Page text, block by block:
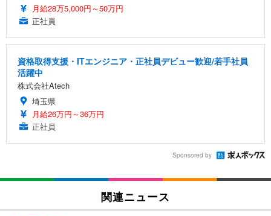
月給28万5,000円～50万円
正社員
資格取得支援・ITエンジニア・正社員デビュー歓迎/若手社員
活躍中
株式会社Atech
埼玉県
月給26万円～36万円
正社員
Sponsored by
関連ニュース